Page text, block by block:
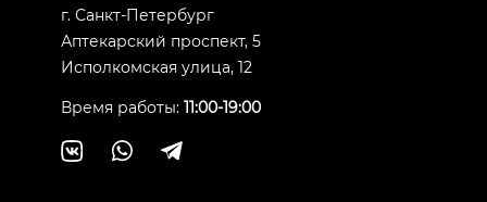
г. Санкт-Петербург
Аптекарский проспект, 5
Исполкомская улица, 12
Время работы: 11:00-19:00